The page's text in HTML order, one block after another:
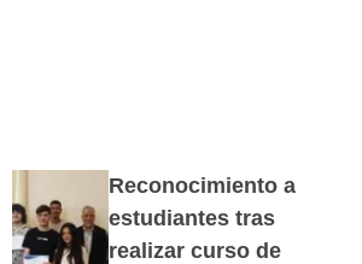
El baviense
Reconocimiento a
estudiantes tras
realizar curso de